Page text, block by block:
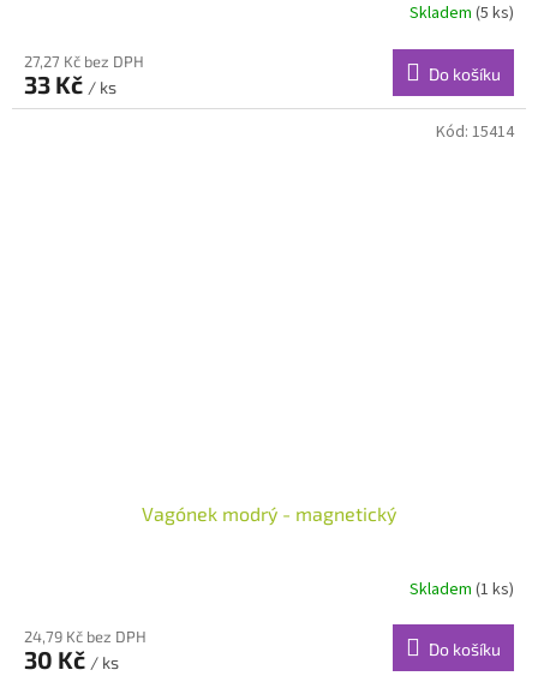
Skladem (5 ks)
27,27 Kč bez DPH
33 Kč / ks
Do košíku
Vagónek modrý - magnetický
Skladem (1 ks)
24,79 Kč bez DPH
30 Kč / ks
Do košíku
Kód: 15414